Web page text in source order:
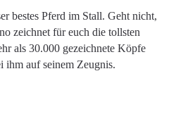
bestes Pferd im Stall. Geht nicht,
zeichnet für euch die tollsten
als 30.000 gezeichnete Köpfe
ihm auf seinem Zeugnis.